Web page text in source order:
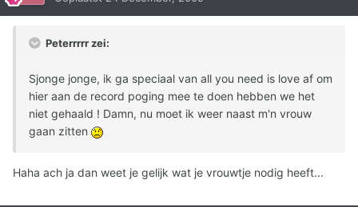
Peterrrrr zei:
Sjonge jonge, ik ga speciaal van all you need is love af om
hier aan de record poging mee te doen hebben we het
niet gehaald ! Damn, nu moet ik weer naast m'n vrouw
gaan zitten
Haha ach ja dan weet je gelijk wat je vrouwtje nodig heeft...